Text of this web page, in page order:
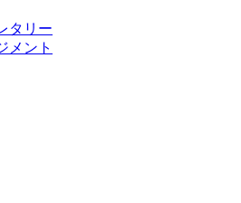
タリー
メント